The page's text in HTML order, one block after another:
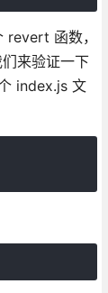
函数，
来验证一下
index.js 文